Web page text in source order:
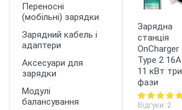
Переносні
(мобільні) зарядки
Зарядний кабель і
адаптери
Аксесуари для
зарядки
Модулі
балансування
Зарядна
станція
OnCharger
Type 2 16A
11 кВт три
фази
Відгуки: 2